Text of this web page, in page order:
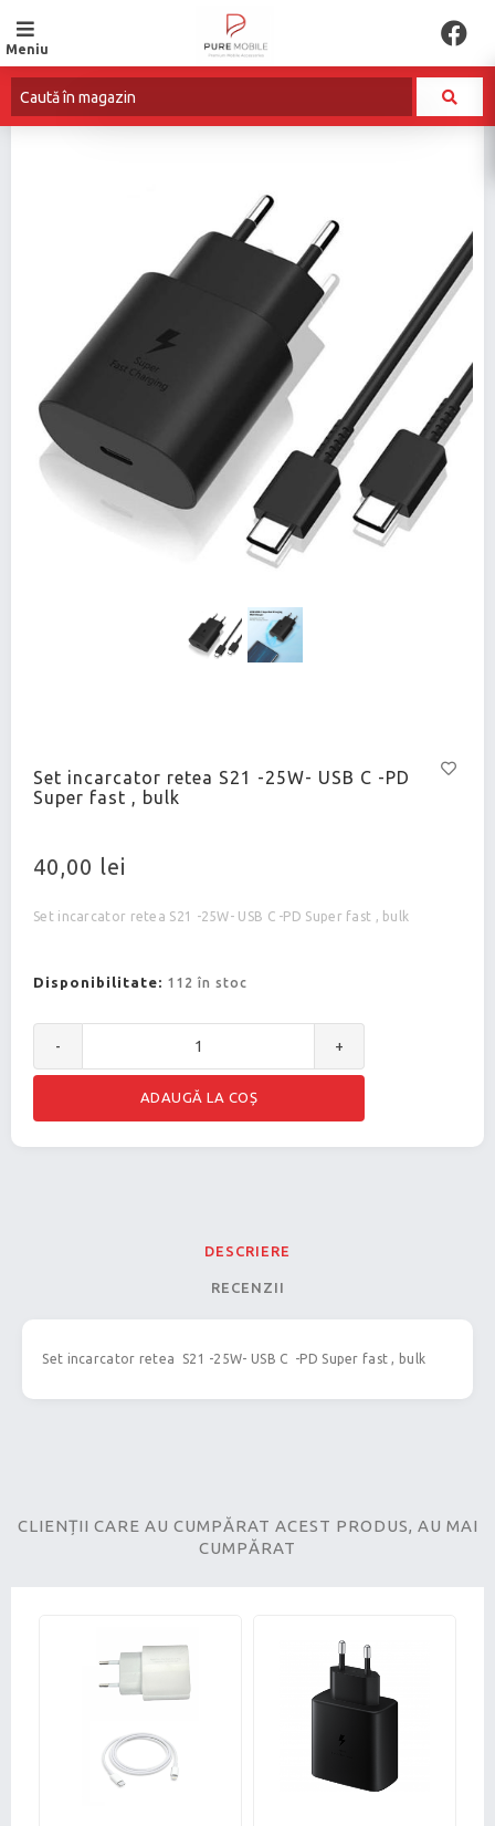
Meniu
Set incarcator retea S21 -25W- USB C -PD
Super fast , bulk
40,00 lei
Set incarcator retea S21 -25W- USB C -PD Super fast , bulk
Disponibilitate: 112 în stoc
- +
DESCRIERE
RECENZII
Set incarcator retea S21 -25W- USB C -PD Super fast , bulk
CLIENȚII CARE AU CUMPĂRAT ACEST PRODUS, AU MAI
CUMPĂRAT